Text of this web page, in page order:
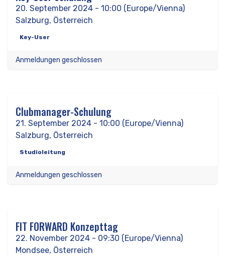
20. September 2024 - 10:00 (Europe/Vienna)
Salzburg, Österreich
Key-User
Anmeldungen geschlossen
Clubmanager-Schulung
21. September 2024 - 10:00 (Europe/Vienna)
Salzburg, Österreich
Studioleitung
Anmeldungen geschlossen
FIT FORWARD Konzepttag
22. November 2024 - 09:30 (Europe/Vienna)
Mondsee, Österreich